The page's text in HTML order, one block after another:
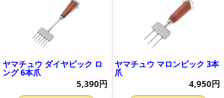
ヤマチュウ ダイヤピック ロ
ング 6本爪
5,390円
ヤマチュウ マロンピック 3本
爪
4,950円